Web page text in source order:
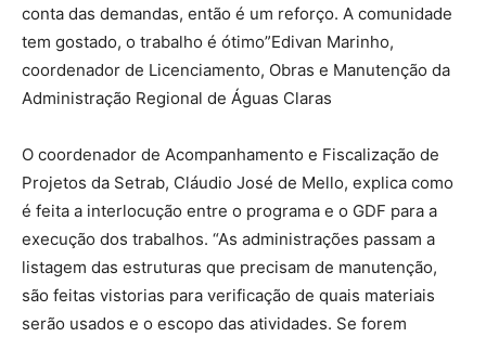
conta das demandas, então é um reforço. A comunidade
tem gostado, o trabalho é ótimo”Edivan Marinho,
coordenador de Licenciamento, Obras e Manutenção da
Administração Regional de Águas Claras
O coordenador de Acompanhamento e Fiscalização de
Projetos da Setrab, Cláudio José de Mello, explica como
é feita a interlocução entre o programa e o GDF para a
execução dos trabalhos. “As administrações passam a
listagem das estruturas que precisam de manutenção,
são feitas vistorias para verificação de quais materiais
serão usados e o escopo das atividades. Se forem